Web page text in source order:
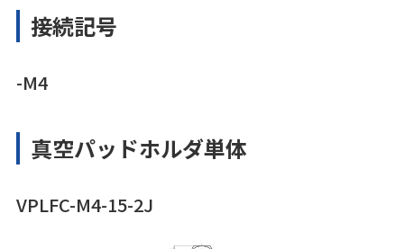
接続記号
-M4
真空パッドホルダ単体
VPLFC-M4-15-2J